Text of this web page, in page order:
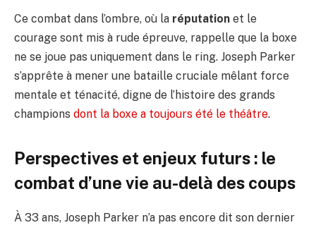
Ce combat dans l’ombre, où la réputation et le
courage sont mis à rude épreuve, rappelle que la boxe
ne se joue pas uniquement dans le ring. Joseph Parker
s’apprête à mener une bataille cruciale mêlant force
mentale et ténacité, digne de l’histoire des grands
champions dont la boxe a toujours été le théâtre.
Perspectives et enjeux futurs : le
combat d’une vie au-delà des coups
À 33 ans, Joseph Parker n’a pas encore dit son dernier